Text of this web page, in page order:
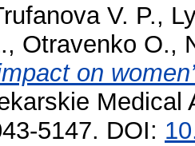
V. P.,
, Otravenko O.,
on
5147. DOI: